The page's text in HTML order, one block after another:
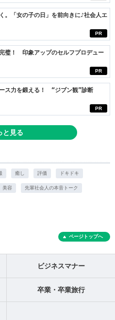
PR
。「女の子の日」を前向きに♪社会人エ
PR
璧！ 印象アップのセルフプロデュー
PR
ース力を鍛える！ “ジブン観”診断
と見る
癒し 評価 ドキドキ
美容 先輩社会人の本音トーク
ページトップへ
ビジネスマナー
卒業・卒業旅行